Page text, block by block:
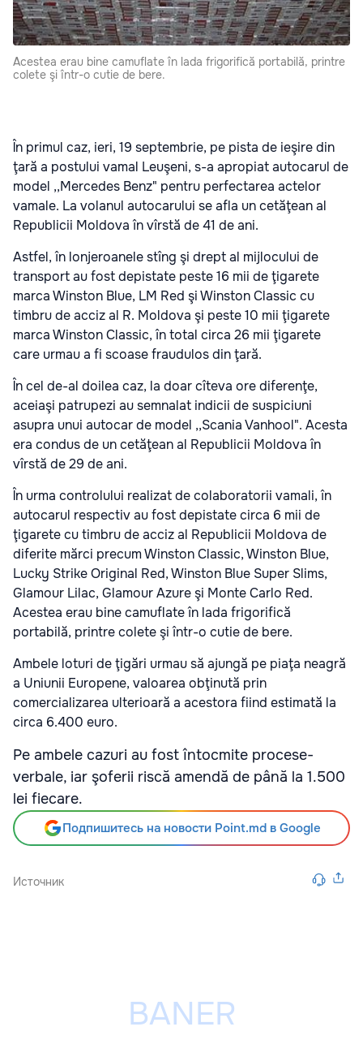
Acestea erau bine camuflate în lada frigorifică portabilă, printre
colete şi într-o cutie de bere.
În primul caz, ieri, 19 septembrie, pe pista de ieşire din
ţară a postului vamal Leuşeni, s-a apropiat autocarul de
model ,,Mercedes Benz" pentru perfectarea actelor
vamale. La volanul autocarului se afla un cetăţean al
Republicii Moldova în vîrstă de 41 de ani.
Astfel, în lonjeroanele stîng şi drept al mijlocului de
transport au fost depistate peste 16 mii de ţigarete
marca Winston Blue, LM Red şi Winston Classic cu
timbru de acciz al R. Moldova şi peste 10 mii ţigarete
marca Winston Classic, în total circa 26 mii ţigarete
care urmau a fi scoase fraudulos din ţară.
În cel de-al doilea caz, la doar cîteva ore diferenţe,
aceiaşi patrupezi au semnalat indicii de suspiciuni
asupra unui autocar de model ,,Scania Vanhool". Acesta
era condus de un cetăţean al Republicii Moldova în
vîrstă de 29 de ani.
În urma controlului realizat de colaboratorii vamali, în
autocarul respectiv au fost depistate circa 6 mii de
ţigarete cu timbru de acciz al Republicii Moldova de
diferite mărci precum Winston Classic, Winston Blue,
Lucky Strike Original Red, Winston Blue Super Slims,
Glamour Lilac, Glamour Azure şi Monte Carlo Red.
Acestea erau bine camuflate în lada frigorifică
portabilă, printre colete şi într-o cutie de bere.
Ambele loturi de ţigări urmau să ajungă pe piaţa neagră
a Uniunii Europene, valoarea obţinută prin
comercializarea ulterioară a acestora fiind estimată la
circa 6.400 euro.
Pe ambele cazuri au fost întocmite procese-
verbale, iar şoferii riscă amendă de până la 1.500
lei fiecare.
Подпишитесь на новости Point.md в Google
Источник